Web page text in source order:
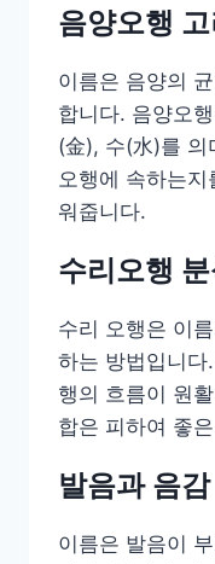
음양오행 고
이름은 음양의
합니다. 음양오
(金), 수(水)를 의
오행에 속하는지
워줍니다.
수리오행 분
수리 오행은 이
하는 방법입니
행의 흐름이 원
합은 피하여 좋
발음과 음감
이름은 발음이